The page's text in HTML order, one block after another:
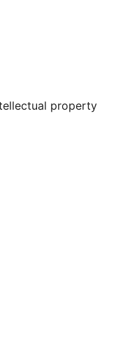
property